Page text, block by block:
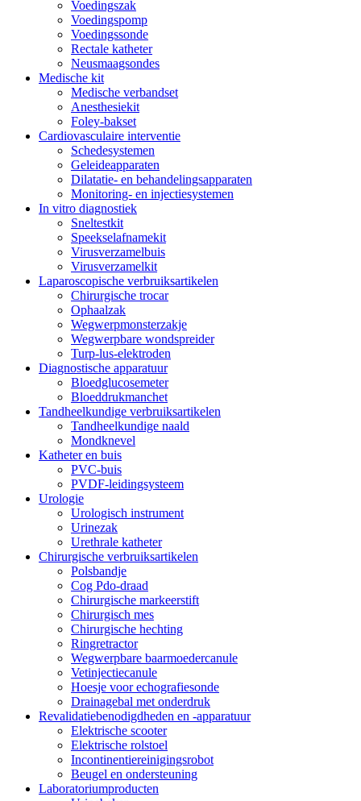
Voedingszak
Voedingspomp
Voedingssonde
Rectale katheter
Neusmaagsondes
Medische kit
Medische verbandset
Anesthesiekit
Foley-bakset
Cardiovasculaire interventie
Schedesystemen
Geleideapparaten
Dilatatie- en behandelingsapparaten
Monitoring- en injectiesystemen
In vitro diagnostiek
Sneltestkit
Speekselafnamekit
Virusverzamelbuis
Virusverzamelkit
Laparoscopische verbruiksartikelen
Chirurgische trocar
Ophaalzak
Wegwerpmonsterzakje
Wegwerpbare wondspreider
Turp-lus-elektroden
Diagnostische apparatuur
Bloedglucosemeter
Bloeddrukmanchet
Tandheelkundige verbruiksartikelen
Tandheelkundige naald
Mondknevel
Katheter en buis
PVC-buis
PVDF-leidingsysteem
Urologie
Urologisch instrument
Urinezak
Urethrale katheter
Chirurgische verbruiksartikelen
Polsbandje
Cog Pdo-draad
Chirurgische markeerstift
Chirurgisch mes
Chirurgische hechting
Ringretractor
Wegwerpbare baarmoedercanule
Vetinjectiecanule
Hoesje voor echografiesonde
Drainagebal met onderdruk
Revalidatiebenodigdheden en -apparatuur
Elektrische scooter
Elektrische rolstoel
Incontinentiereinigingsrobot
Beugel en ondersteuning
Laboratoriumproducten